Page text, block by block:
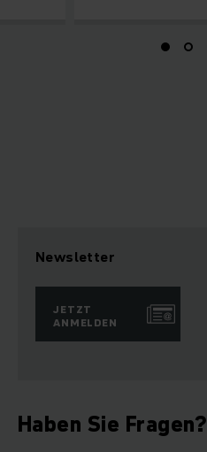
Newsletter
JETZT
ANMELDEN
Haben Sie Fragen?